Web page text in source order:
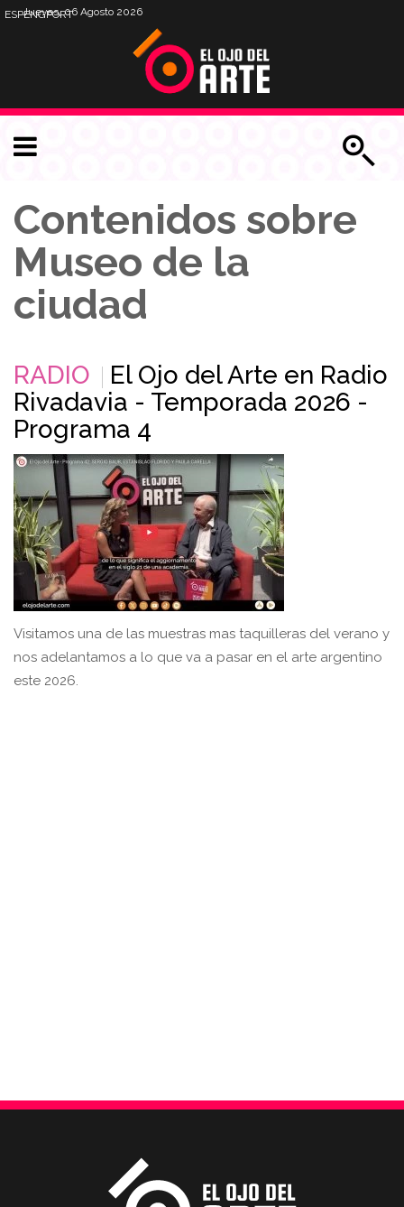
Jueves, 06 Agosto 2026
ESPENGPORT
Contenidos sobre
Museo de la
ciudad
RADIO
El Ojo del Arte en Radio
Rivadavia - Temporada 2026 -
Programa 4
Visitamos una de las muestras mas taquilleras del verano y
nos adelantamos a lo que va a pasar en el arte argentino
este 2026.